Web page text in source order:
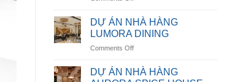
HIGHLANDS
RESTAURANT
DỰ ÁN NHÀ HÀNG
LUMORA DINING
Comments Offon
ÁN
NHÀ
DỰ ÁN NHÀ HÀNG